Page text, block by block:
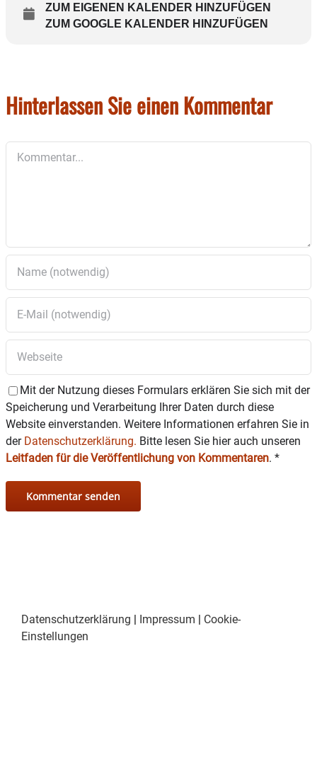
ZUM EIGENEN KALENDER HINZUFÜGEN
ZUM GOOGLE KALENDER HINZUFÜGEN
Hinterlassen Sie einen Kommentar
Mit der Nutzung dieses Formulars erklären Sie sich mit der
Speicherung und Verarbeitung Ihrer Daten durch diese
Website einverstanden. Weitere Informationen erfahren Sie in
der Datenschutzerklärung. Bitte lesen Sie hier auch unseren
Leitfaden für die Veröffentlichung von Kommentaren. *
Datenschutzerklärung | Impressum | Cookie-
Einstellungen